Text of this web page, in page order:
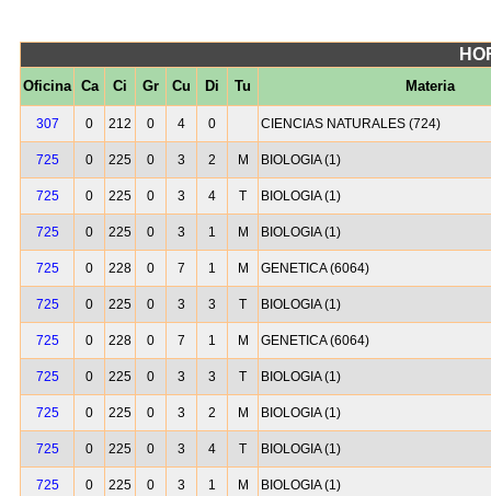
Oficina Ca Ci Gr Cu Di Tu Materia
307 0 212 0 4 0 CIENCIAS NATURALES (724)
725 0 225 0 3 2 M BIOLOGIA (1)
725 0 225 0 3 4 T BIOLOGIA (1)
725 0 225 0 3 1 M BIOLOGIA (1)
725 0 228 0 7 1 M GENETICA (6064)
725 0 225 0 3 3 T BIOLOGIA (1)
725 0 228 0 7 1 M GENETICA (6064)
725 0 225 0 3 3 T BIOLOGIA (1)
725 0 225 0 3 2 M BIOLOGIA (1)
725 0 225 0 3 4 T BIOLOGIA (1)
725 0 225 0 3 1 M BIOLOGIA (1)